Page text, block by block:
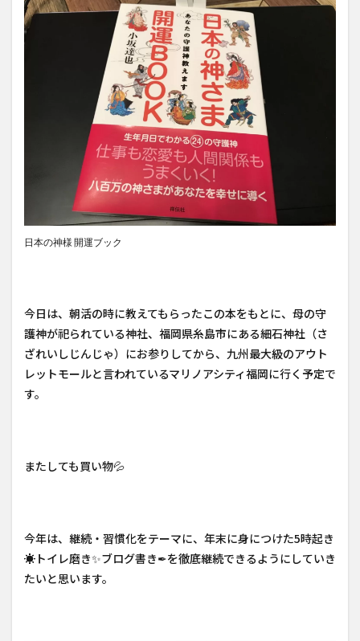
日本の神様 開運ブック
今日は、朝活の時に教えてもらったこの本をもとに、母の守
護神が祀られている神社、福岡県糸島市にある細石神社（さ
ざれいしじんじゃ）にお参りしてから、九州最大級のアウト
レットモールと言われているマリノアシティ福岡に行く予定で
す。
またしても買い物💦
今年は、継続・習慣化をテーマに、年末に身につけた5時起き
☀トイレ磨き✨ブログ書き✒を徹底継続できるようにしていき
たいと思います。